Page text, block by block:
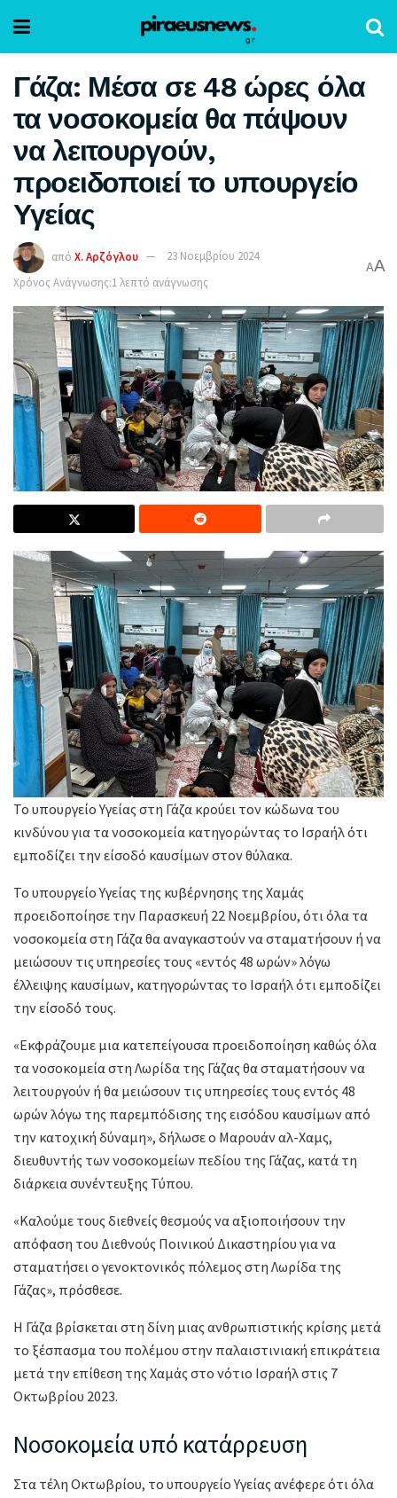
Γάζα: Μέσα σε 48 ώρες όλα
τα νοσοκομεία θα πάψουν
να λειτουργούν,
προειδοποιεί το υπουργείο
Υγείας
από Χ. Αρζόγλου
23 Νοεμβρίου 2024
Χρόνος Ανάγνωσης:1 λεπτό ανάγνωσης
AA
Το υπουργείο Υγείας στη Γάζα κρούει τον κώδωνα του
κινδύνου για τα νοσοκομεία κατηγορώντας το Ισραήλ ότι
εμποδίζει την είσοδό καυσίμων στον θύλακα.
Το υπουργείο Υγείας της κυβέρνησης της Χαμάς
προειδοποίησε την Παρασκευή 22 Νοεμβρίου, ότι όλα τα
νοσοκομεία στη Γάζα θα αναγκαστούν να σταματήσουν ή να
μειώσουν τις υπηρεσίες τους «εντός 48 ωρών» λόγω
έλλειψης καυσίμων, κατηγορώντας το Ισραήλ ότι εμποδίζει
την είσοδό τους.
«Εκφράζουμε μια κατεπείγουσα προειδοποίηση καθώς όλα
τα νοσοκομεία στη Λωρίδα της Γάζας θα σταματήσουν να
λειτουργούν ή θα μειώσουν τις υπηρεσίες τους εντός 48
ωρών λόγω της παρεμπόδισης της εισόδου καυσίμων από
την κατοχική δύναμη», δήλωσε ο Μαρουάν αλ-Χαμς,
διευθυντής των νοσοκομείων πεδίου της Γάζας, κατά τη
διάρκεια συνέντευξης Τύπου.
«Καλούμε τους διεθνείς θεσμούς να αξιοποιήσουν την
απόφαση του Διεθνούς Ποινικού Δικαστηρίου για να
σταματήσει ο γενοκτονικός πόλεμος στη Λωρίδα της
Γάζας», πρόσθεσε.
Η Γάζα βρίσκεται στη δίνη μιας ανθρωπιστικής κρίσης μετά
το ξέσπασμα του πολέμου στην παλαιστινιακή επικράτεια
μετά την επίθεση της Χαμάς στο νότιο Ισραήλ στις 7
Οκτωβρίου 2023.
Νοσοκομεία υπό κατάρρευση
Στα τέλη Οκτωβρίου, το υπουργείο Υγείας ανέφερε ότι όλα